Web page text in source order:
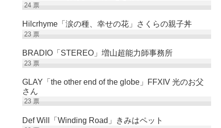
24票
Hilcrhyme「涙の種、幸せの花」さくらの親子丼
23票
BRADIO「STEREO」増山超能力師事務所
23票
GLAY「the other end of the globe」FFXIV 光のお父
さん
23票
Def Will「Winding Road」きみはペット